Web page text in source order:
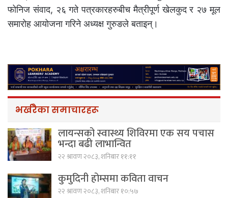
फोनिज संवाद, २६ गते पत्रकारहरुबीच मैत्रीपूर्ण खेलकुद र २७ मूल
समारोह आयोजना गरिने अध्यक्ष गुरुङले बताइन्।
भर्खरैका समाचारहरू
लायन्सको स्वास्थ्य शिविरमा एक सय पचास
भन्दा बढी लाभान्वित
२२ श्रावण २०८३, शनिबार ११:११
कुमुदिनी होम्समा कविता वाचन
२२ श्रावण २०८३, शनिबार १०:५७